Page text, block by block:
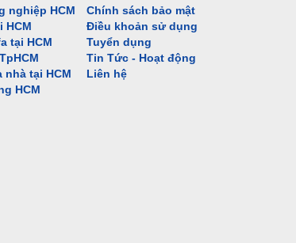
nghiệp HCM
HCM
tại HCM
nhà tại HCM
HCM
Chính sách bảo mật
Điều khoản sử dụng
Tuyển dụng
Tin Tức - Hoạt động
Liên hệ